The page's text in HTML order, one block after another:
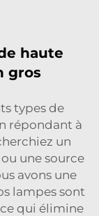
haute
gros
types de
répondant à
un
une source
avons une
lampes sont
qui élimine